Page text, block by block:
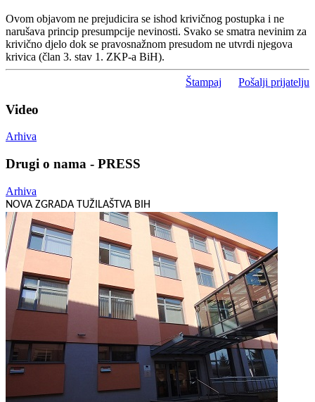
Ovom objavom ne prejudicira se ishod krivičnog postupka i ne
narušava princip presumpcije nevinosti. Svako se smatra nevinim za
krivično djelo dok se pravosnažnom presudom ne utvrdi njegova
krivica (član 3. stav 1. ZKP-a BiH).
Štampaj Pošalji prijatelju
Video
Arhiva
Drugi o nama - PRESS
Arhiva
NOVA ZGRADA TUŽILAŠTVA BIH